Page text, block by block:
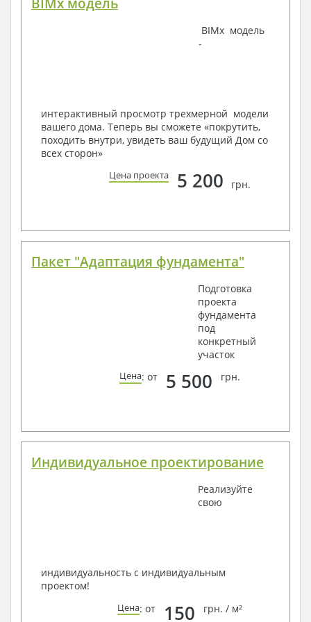
Инженеров – всегда готовы воплотить Вашу мечту
условий, за дополнительную плату.
Получить профессиональную консультацию у
наших специалистов, Вы можете любым
способом связи: закажите обратный звонок,
по viber, e-mail, телефон -
BIMx модель
-
интерактивный просмотр трехмерной модели
вашего дома. Теперь вы сможете «покрутить,
походить внутри, увидеть ваш будущий Дом со
всех сторон»
Цена проекта 5 200 грн.
Пакет "Адаптация фундамента"
Подготовка
проекта
фундамента
под
конкретный
участок
Цена: от 5 500 грн.
Индивидуальное проектирование
Реализуйте
свою
индивидуальность с индивидуальным
проектом!
Цена: от 150 грн. / м²